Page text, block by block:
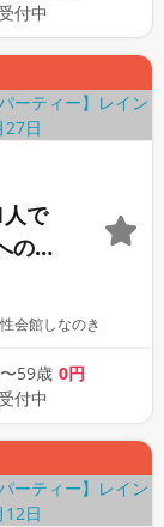
付中
で
の婚
会館しなのき
59歳 0円
付中